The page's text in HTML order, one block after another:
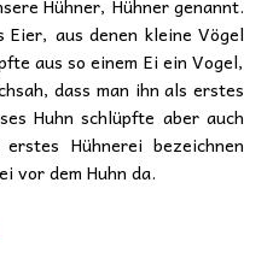
aus denen kleine Vögel
aus so einem Ei ein Vogel,
dass man ihn als erstes
Huhn schlüpfte aber auch
Hühnerei bezeichnen
vor dem Huhn da.